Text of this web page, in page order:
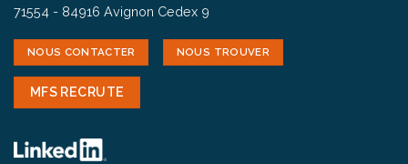
71554 - 84916 Avignon Cedex 9
NOUS CONTACTER NOUS TROUVER
MFS RECRUTE